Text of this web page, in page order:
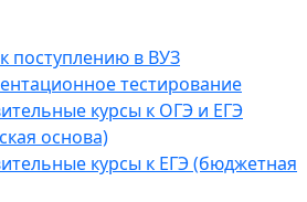
поступлению в ВУЗ
тестирование
курсы к ОГЭ и ЕГЭ
основа)
курсы к ЕГЭ (бюджетная